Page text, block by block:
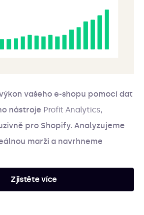
vašeho e-shopu pomocí dat
nástroje Profit Analytics,
pro Shopify. Analyzujeme
marži a navrhneme
Zjistěte více